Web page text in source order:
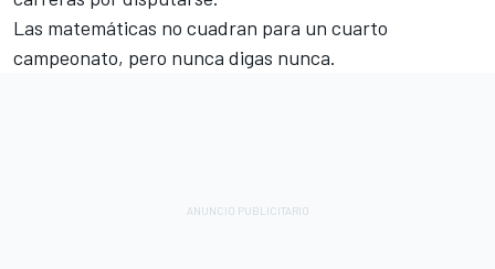
Las matemáticas no cuadran para un cuarto
campeonato, pero nunca digas nunca.